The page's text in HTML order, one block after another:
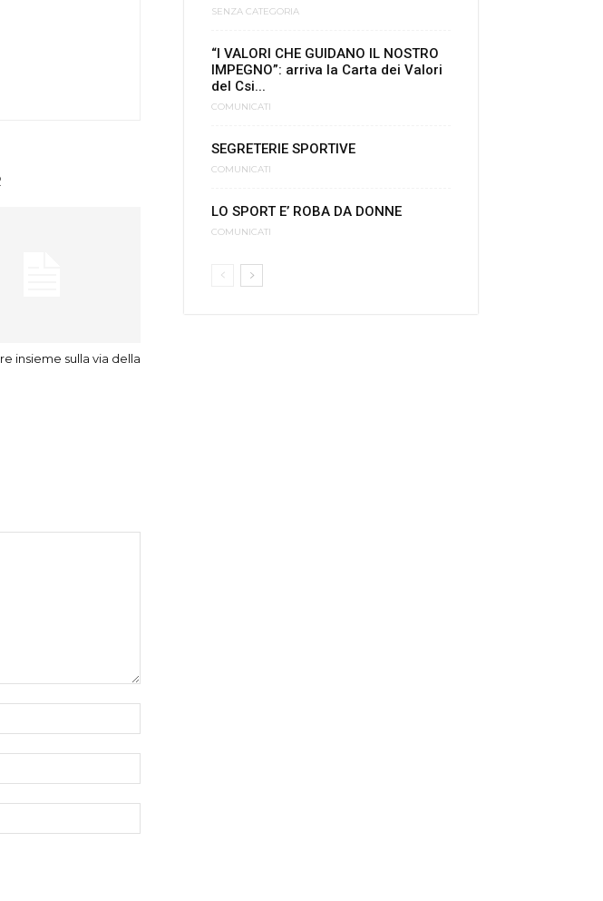
insieme sulla via della
SENZA CATEGORIA
“I VALORI CHE GUIDANO IL NOSTRO
IMPEGNO”: arriva la Carta dei Valori
del Csi...
COMUNICATI
SEGRETERIE SPORTIVE
COMUNICATI
LO SPORT E’ ROBA DA DONNE
COMUNICATI